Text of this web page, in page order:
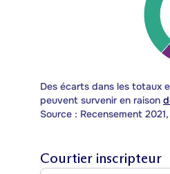
Des écarts dans les totaux
peuvent survenir en raison
Source : Recensement
Courtier inscripteur